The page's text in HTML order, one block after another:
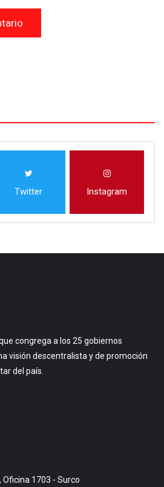
Twitter Instagram
congrega a los 25 gobiernos
visión descentralista y de promoción
del país.
Oficina 1703 - Surco